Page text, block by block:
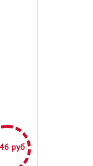
руб